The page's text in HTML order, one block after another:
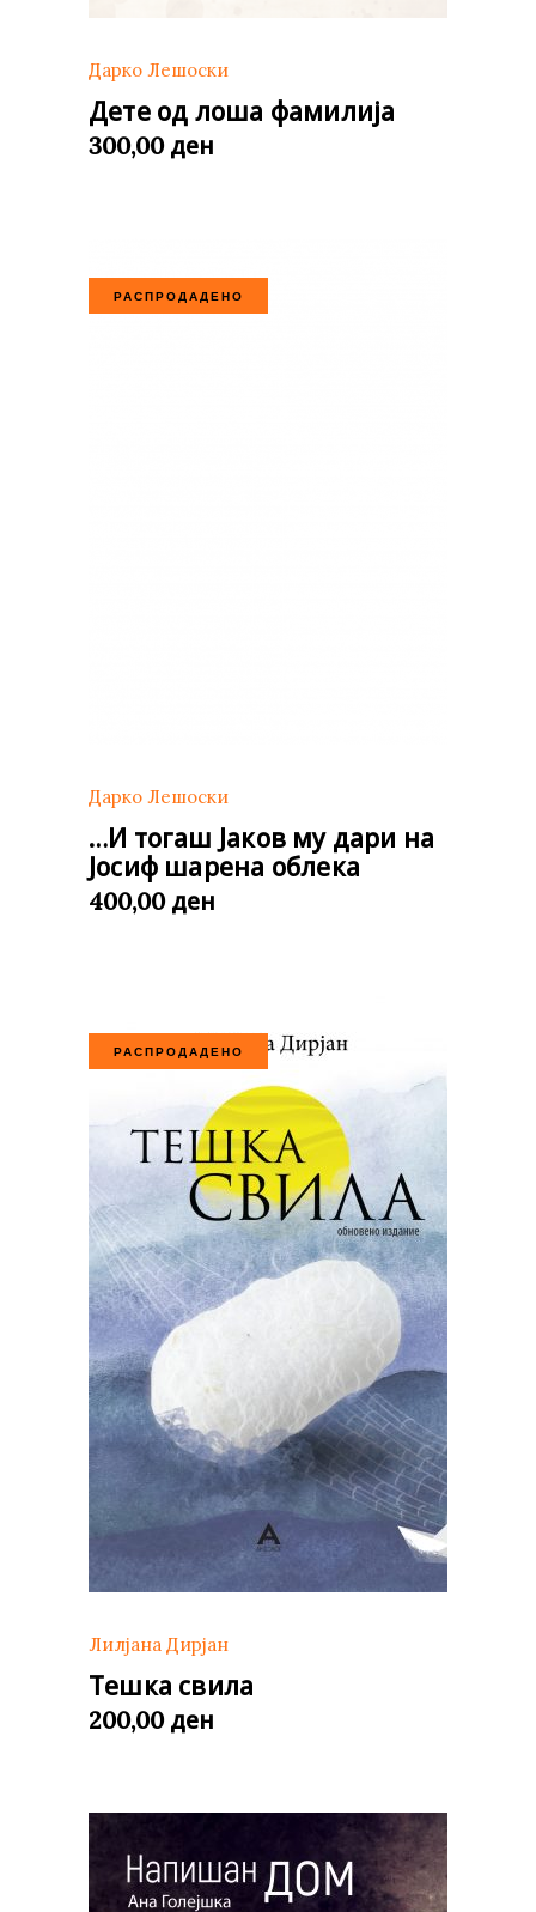
Дарко Лешоски
Дете од лоша фамилија
300,00 ден
РАСПРОДАДЕНО
Дарко Лешоски
…И тогаш Јаков му дари на
Јосиф шарена облека
400,00 ден
РАСПРОДАДЕНО
Лилјана Дирјан
Тешка свила
200,00 ден